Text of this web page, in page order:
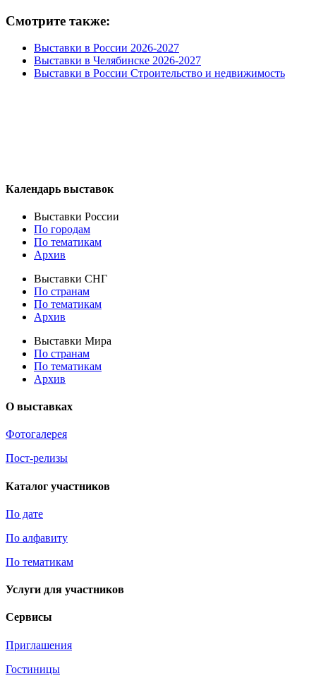
Смотрите также:
Выставки в России 2026-2027
Выставки в Челябинске 2026-2027
Выставки в России Строительство и недвижимость
Календарь выставок
Выставки России
По городам
По тематикам
Архив
Выставки СНГ
По странам
По тематикам
Архив
Выставки Мира
По странам
По тематикам
Архив
О выставках
Фотогалерея
Пост-релизы
Каталог участников
По дате
По алфавиту
По тематикам
Услуги для участников
Сервисы
Приглашения
Гостиницы